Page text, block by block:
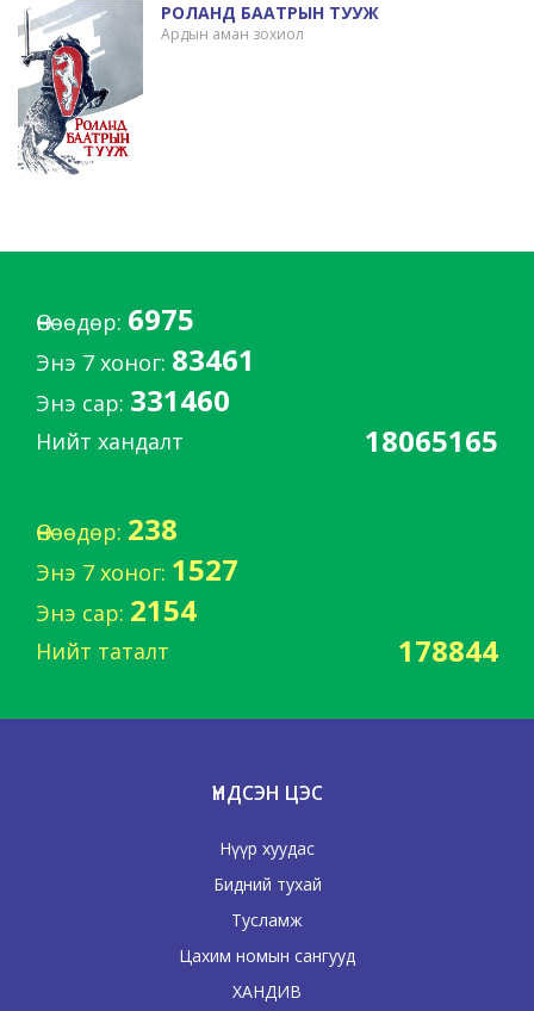
РОЛАНД БААТРЫН ТУУЖ
Ардын аман зохиол
Өнөөдөр: 6975
Энэ 7 хоног: 83461
Энэ сар: 331460
Нийт хандалт 18065165
Өнөөдөр: 238
Энэ 7 хоног: 1527
Энэ сар: 2154
Нийт таталт 178844
ҮНДСЭН ЦЭС
Нүүр хуудас
Бидний тухай
Тусламж
Цахим номын сангууд
ХАНДИВ